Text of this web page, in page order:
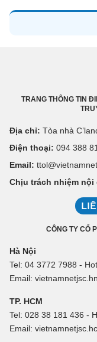
TRANG THÔNG TIN
Địa chỉ: Tòa nhà
Điện thoại: 094 388
Email:
Chịu trách nhiệm nội
CÔNG TY CỔ
Hà Nội
Tel: 04 3772 7988 -
Email:
TP. HCM
Tel: 028 38 181 436 -
Email: